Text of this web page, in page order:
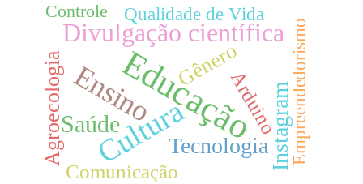
Educação
Cultura
Ensino
Divulgação científica
Saúde
TecnologiaInstagram
Agroecologia Gênero
Arduino
Comunicação
Qualidade de Vida
Empreendedorismo
Controle